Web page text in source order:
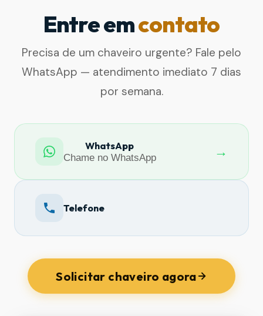
Entre emcontato
Precisa de um chaveiro urgente? Fale pelo
WhatsApp — atendimento imediato 7 dias
por semana.
WhatsApp
Chame no WhatsApp
→
Telefone
Solicitar chaveiro agora